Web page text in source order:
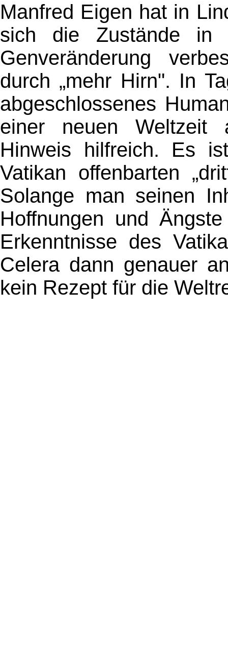
Manfred Eigen hat in
sich die Zustände in
Genveränderung
durch „mehr Hirn". In
abgeschlossenes
einer neuen Weltzeit
Hinweis hilfreich. Es
Vatikan offenbarten
Solange man seinen
Hoffnungen und
Erkenntnisse des
Celera dann genauer
kein Rezept für die